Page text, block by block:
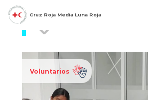
Cruz Roja Media Luna Roja
Voluntarios